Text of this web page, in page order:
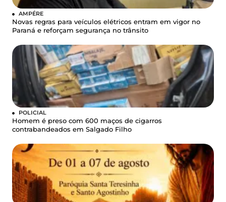
AMPÉRE
Novas regras para veículos elétricos entram em vigor no
Paraná e reforçam segurança no trânsito
POLICIAL
Homem é preso com 600 maços de cigarros
contrabandeados em Salgado Filho